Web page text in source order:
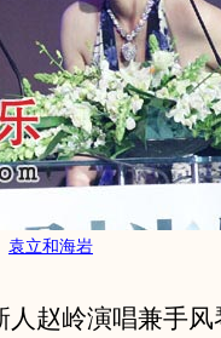
袁立和海岩
赵岭演唱兼手风